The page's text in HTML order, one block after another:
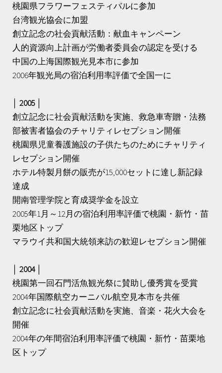
桃園県フラワーフェスティバルに参加
台湾観光協会に加盟
創立記念の社会貢献活動：献血キャンペーン
人的資源向上計画が労働者委員会の認定を受ける
中国の上海国際観光見本市に参加
2006年観光局の宿泊利用率評価で全国一に
│ 2005 │
創立記念に社会貢献活動を実施、救急車寄贈・法務
部被害者協会のチャリティレセプション開催
桃園県児童養護施設の子供たちのためにチャリティ
レセプション開催
ホテル特製月餅の販売が15,000セットに達し新記録
達成
開南管理学院と育成奨学金を設立
2005年1月～12月の宿泊利用率評価で桃園・新竹・苗
栗地区トップ
マラウイ共和国大統領来訪の歓迎レセプション開催
│ 2004 │
桃園第一回石門活魚観光祭に賛助し優秀賞を受賞
2004年国際航空カーニバル航空見本市を共催
創立記念に社会貢献活動を実施、音楽・花火大会を
開催
2004年の年間宿泊利用率評価で桃園・新竹・苗栗地
区トップ